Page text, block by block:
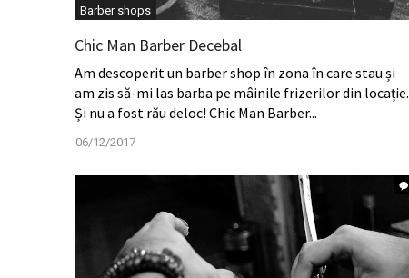
Barber shops
Chic Man Barber Decebal
Am descoperit un barber shop în zona în care stau și
am zis să-mi las barba pe mâinile frizerilor din locație.
Și nu a fost rău deloc! Chic Man Barber...
06/12/2017